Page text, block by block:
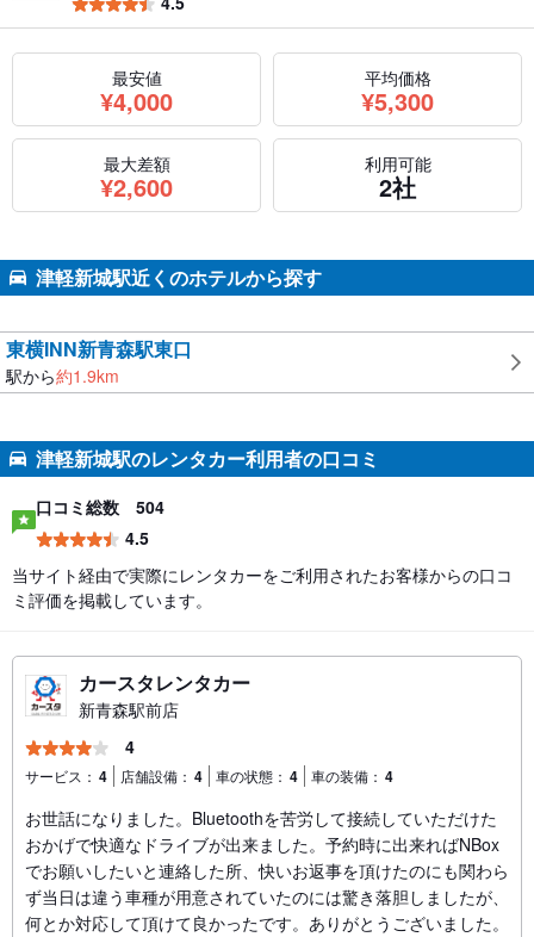
最安値
¥4,000
円
平均価格
¥5,300
円
最大差額
¥2,600
円
利用可能
2社
津軽新城駅近くのホテルから探す
東横INN新青森駅東口
駅から約1.9km
津軽新城駅のレンタカー利用者の口コミ
口コミ総数
504
4.5
当サイト経由で実際にレンタカーをご利用されたお客様からの口コ
ミ評価を掲載しています。
カースタレンタカー
新青森駅前店
4
サービス： 4 店舗設備： 4 車の状態： 4 車の装備： 4
お世話になりました。Bluetoothを苦労して接続していただけた
おかげで快適なドライブが出来ました。予約時に出来ればNBox
でお願いしたいと連絡した所、快いお返事を頂けたのにも関わら
ず当日は違う車種が用意されていたのには驚き落胆しましたが、
何とか対応して頂けて良かったです。ありがとうございました。